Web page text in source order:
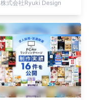
株式会社Ryuki Design